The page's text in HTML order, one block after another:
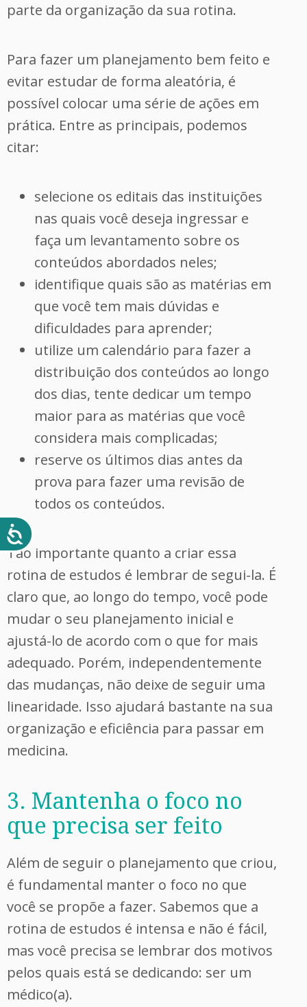
parte da organização da sua rotina.
Para fazer um planejamento bem feito e
evitar estudar de forma aleatória, é
possível colocar uma série de ações em
prática. Entre as principais, podemos
citar:
selecione os editais das instituições
nas quais você deseja ingressar e
faça um levantamento sobre os
conteúdos abordados neles;
identifique quais são as matérias em
que você tem mais dúvidas e
dificuldades para aprender;
utilize um calendário para fazer a
distribuição dos conteúdos ao longo
dos dias, tente dedicar um tempo
maior para as matérias que você
considera mais complicadas;
reserve os últimos dias antes da
prova para fazer uma revisão de
todos os conteúdos.
Tão importante quanto a criar essa
rotina de estudos é lembrar de segui-la. É
claro que, ao longo do tempo, você pode
mudar o seu planejamento inicial e
ajustá-lo de acordo com o que for mais
adequado. Porém, independentemente
das mudanças, não deixe de seguir uma
linearidade. Isso ajudará bastante na sua
organização e eficiência para passar em
medicina.
3. Mantenha o foco no
que precisa ser feito
Além de seguir o planejamento que criou,
é fundamental manter o foco no que
você se propõe a fazer. Sabemos que a
rotina de estudos é intensa e não é fácil,
mas você precisa se lembrar dos motivos
pelos quais está se dedicando: ser um
médico(a).